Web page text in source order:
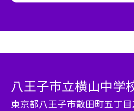
八王子市立横山中学
東京都八王子市散田町五丁